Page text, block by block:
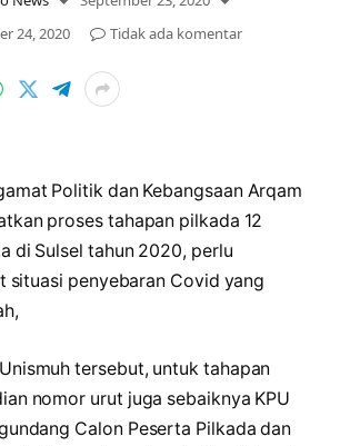
24, 2020
Tidak ada komentar
Politik dan Kebangsaan Arqam
proses tahapan pilkada 12
di Sulsel tahun 2020, perlu
situasi penyebaran Covid yang
tersebut, untuk tahapan
nomor urut juga sebaiknya KPU
Calon Peserta Pilkada dan